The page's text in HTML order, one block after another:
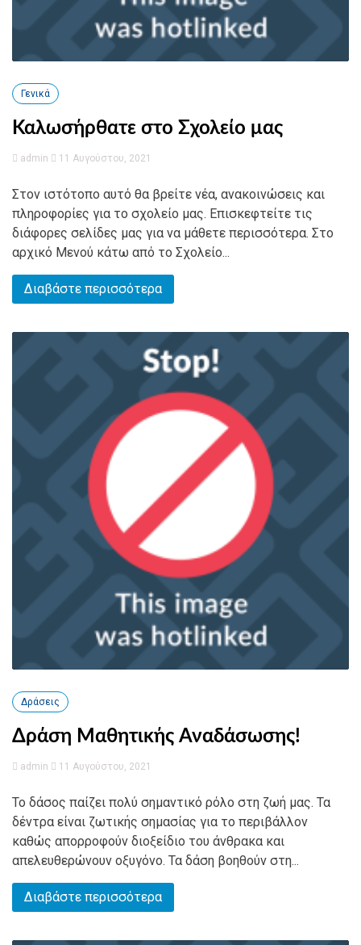
Γενικά
Καλωσήρθατε στο Σχολείο μας
admin 11 Αυγούστου, 2021
Στον ιστότοπο αυτό θα βρείτε νέα, ανακοινώσεις και
πληροφορίες για το σχολείο μας. Επισκεφτείτε τις
διάφορες σελίδες μας για να μάθετε περισσότερα. Στο
αρχικό Μενού κάτω από το Σχολείο...
Διαβάστε περισσότερα
Δράσεις
Δράση Μαθητικής Αναδάσωσης!
admin 11 Αυγούστου, 2021
Το δάσος παίζει πολύ σημαντικό ρόλο στη ζωή μας. Τα
δέντρα είναι ζωτικής σημασίας για το περιβάλλον
καθώς απορροφούν διοξείδιο του άνθρακα και
απελευθερώνουν οξυγόνο. Τα δάση βοηθούν στη...
Διαβάστε περισσότερα